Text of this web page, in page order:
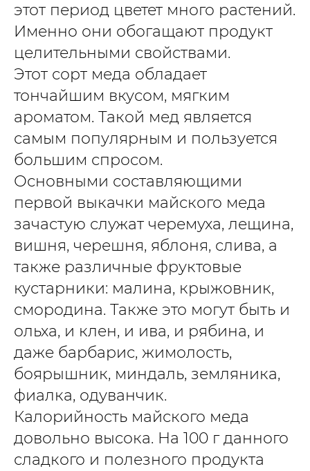
этот период цветет много растений.
Именно они обогащают продукт
целительными свойствами.
Этот сорт меда обладает
тончайшим вкусом, мягким
ароматом. Такой мед является
самым популярным и пользуется
большим спросом.
Основными составляющими
первой выкачки майского меда
зачастую служат черемуха, лещина,
вишня, черешня, яблоня, слива, а
также различные фруктовые
кустарники: малина, крыжовник,
смородина. Также это могут быть и
ольха, и клен, и ива, и рябина, и
даже барбарис, жимолость,
боярышник, миндаль, земляника,
фиалка, одуванчик.
Калорийность майского меда
довольно высока. На 100 г данного
сладкого и полезного продукта